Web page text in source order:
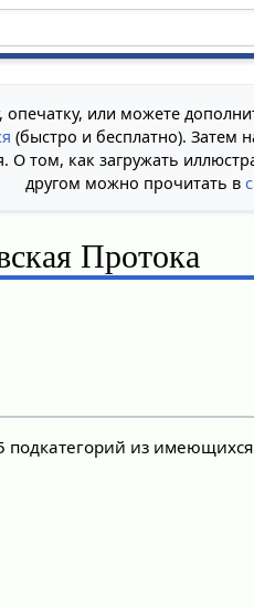
или можете
(быстро и бесплатно). Затем
О том, как загружать
другом можно прочитать в
Протока
подкатегорий из